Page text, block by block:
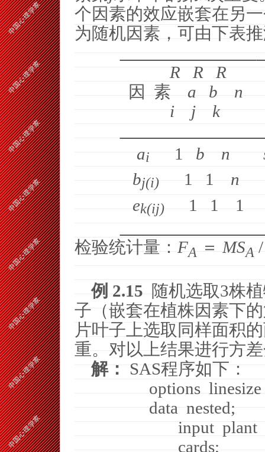
个因素的效应嵌套在另
为随机因素，可由下表
R R
R
因
素 a b
n
i
j k
ai 1 b n
bj(i) 1 1
n
ek(ij) 1 1 1
检验统计量： FA ＝ MSA
例 2.15 随机选取3株
子（嵌套在植株因素下
片叶子上选取同样面积
重。对以上结果进行方
解：
SAS程序如下：
options
data nested;
input plant
cards;